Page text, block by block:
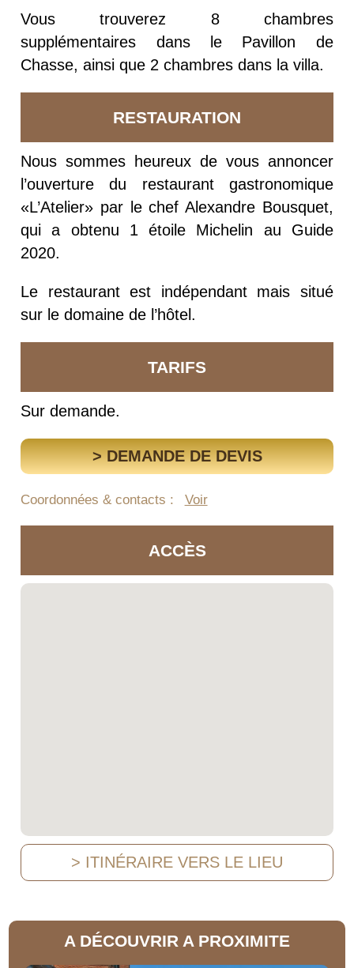
Vous trouverez 8 chambres
supplémentaires dans le Pavillon de
Chasse, ainsi que 2 chambres dans la villa.
RESTAURATION
Nous sommes heureux de vous annoncer
l’ouverture du restaurant gastronomique
«L’Atelier» par le chef Alexandre Bousquet,
qui a obtenu 1 étoile Michelin au Guide
2020.
Le restaurant est indépendant mais situé
sur le domaine de l’hôtel.
TARIFS
Sur demande.
> DEMANDE DE DEVIS
Coordonnées & contacts : Voir
ACCÈS
> ITINÉRAIRE VERS LE LIEU
A DÉCOUVRIR A PROXIMITE